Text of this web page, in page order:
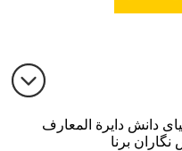
دانش دایرة المعارف
برنا